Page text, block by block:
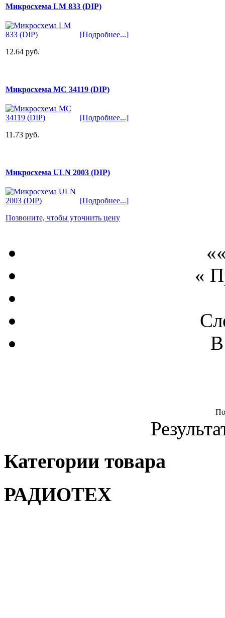
Микросхема LM 833 (DIP)
[Подробнее...]
12.64 руб.
Микросхема MC 34119 (DIP)
[Подробнее...]
11.73 руб.
Микросхема ULN 2003 (DIP)
[Подробнее...]
Позвоните, чтобы уточнить цену
«
Категории товара
РАДИОТЕХ